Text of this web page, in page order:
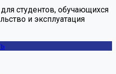
студентов, обучающихся
и эксплуатация